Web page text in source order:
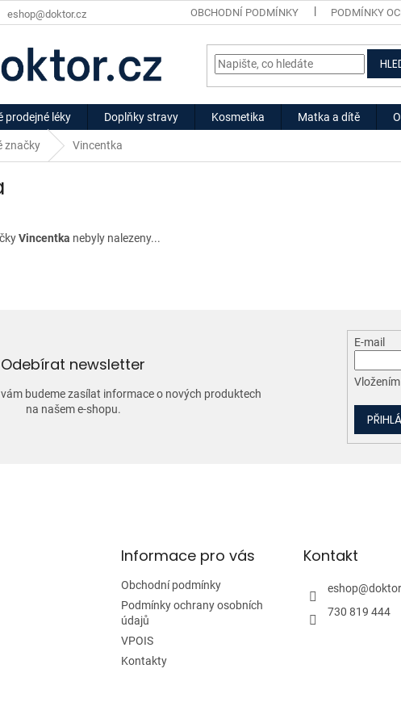
eshop@doktor.cz OBCHODNÍ PODMÍNKY PODMÍNKY
prodejné léky Doplňky stravy Kosmetika Matka a dítě
značky Vincentka
Vincentka nebyly nalezeny...
Odebírat newsletter
budeme zasílat informace o nových produktech
na našem e-shopu.
E-mail
Informace pro vás
Obchodní podmínky
Podmínky ochrany osobních
údajů
VPOIS
Kontakty
Kontakt
eshop@
730 819 444